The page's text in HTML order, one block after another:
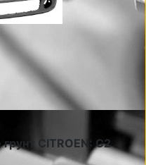
CITROEN: C2